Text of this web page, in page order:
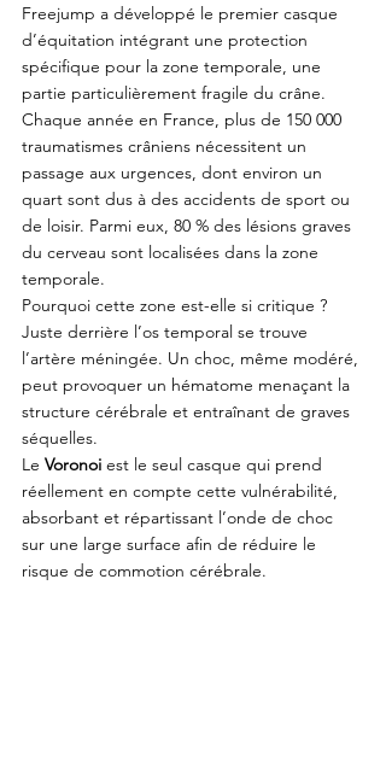
Freejump a développé le premier casque
d’équitation intégrant une protection
spécifique pour la zone temporale, une
partie particulièrement fragile du crâne.
Chaque année en France, plus de 150 000
traumatismes crâniens nécessitent un
passage aux urgences, dont environ un
quart sont dus à des accidents de sport ou
de loisir. Parmi eux, 80 % des lésions graves
du cerveau sont localisées dans la zone
temporale.
Pourquoi cette zone est-elle si critique ?
Juste derrière l’os temporal se trouve
l’artère méningée. Un choc, même modéré,
peut provoquer un hématome menaçant la
structure cérébrale et entraînant de graves
séquelles.
Le Voronoi est le seul casque qui prend
réellement en compte cette vulnérabilité,
absorbant et répartissant l’onde de choc
sur une large surface afin de réduire le
risque de commotion cérébrale.